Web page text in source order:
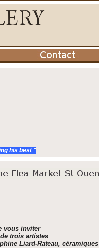
his best "
vous inviter
trois artistes
Liard-Rateau, céramiques